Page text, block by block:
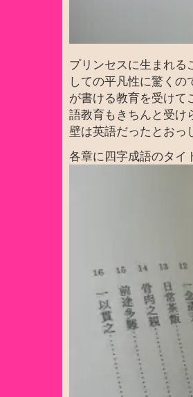
プリンセスに生まれる
しての平凡性に驚く
が書ける教育を受けて
語教育もきちんと受け
壁は英語だったとおっ
各章に四字成語のタイ